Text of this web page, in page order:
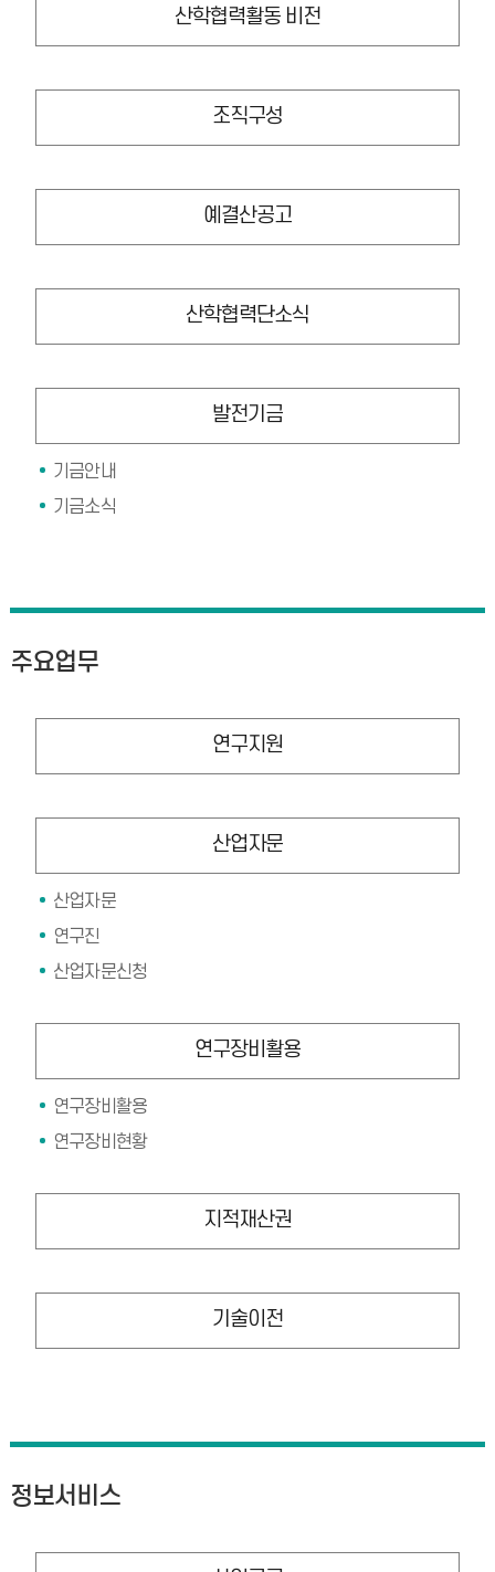
산학협력활동 비전
조직구성
예결산공고
산학협력단소식
발전기금
기금안내
기금소식
주요업무
연구지원
산업자문
산업자문
연구진
산업자문신청
연구장비활용
연구장비활용
연구장비현황
지적재산권
기술이전
정보서비스